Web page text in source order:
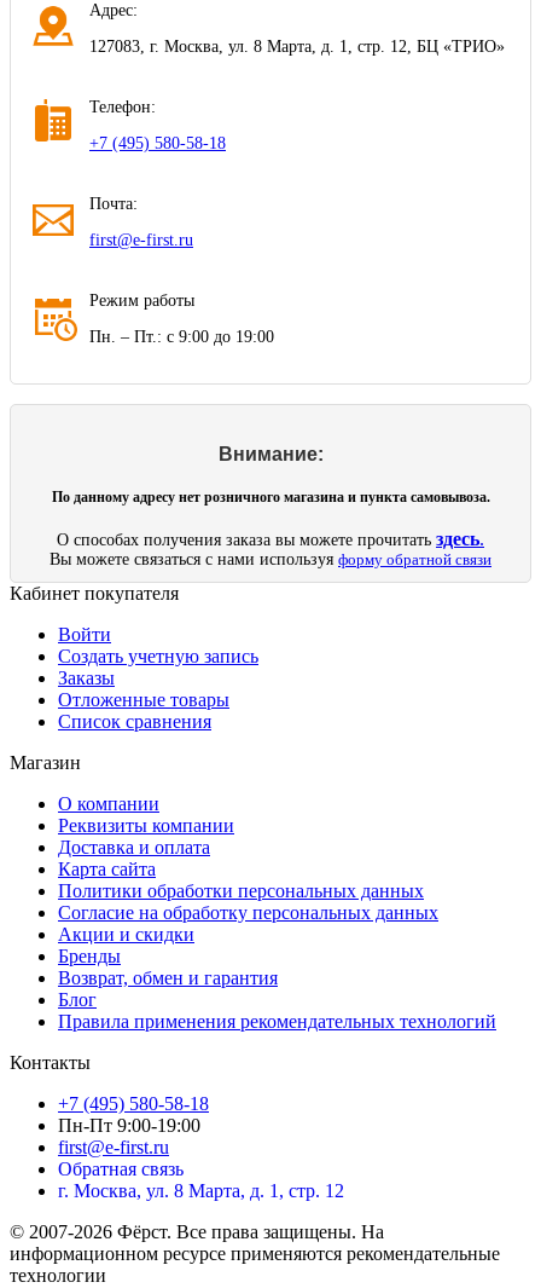
Адрес:
127083, г. Москва, ул. 8 Марта, д. 1, стр. 12, БЦ «ТРИО»
Телефон:
+7 (495) 580-58-18
Почта:
first@e-first.ru
Режим работы
Пн. – Пт.: с 9:00 до 19:00
Внимание:
По данному адресу нет розничного магазина и пункта самовывоза.
О способах получения заказа вы можете прочитать здесь.
Вы можете связаться с нами используя форму обратной связи
Кабинет покупателя
Войти
Создать учетную запись
Заказы
Отложенные товары
Список сравнения
Магазин
О компании
Реквизиты компании
Доставка и оплата
Карта сайта
Политики обработки персональных данных
Согласие на обработку персональных данных
Акции и скидки
Бренды
Возврат, обмен и гарантия
Блог
Правила применения рекомендательных технологий
Контакты
+7 (495) 580-58-18
Пн-Пт 9:00-19:00
first@e-first.ru
Обратная связь
г. Москва, ул. 8 Марта, д. 1, стр. 12
© 2007-2026 Фёрст. Все права защищены. На
информационном ресурсе применяются рекомендательные
технологии